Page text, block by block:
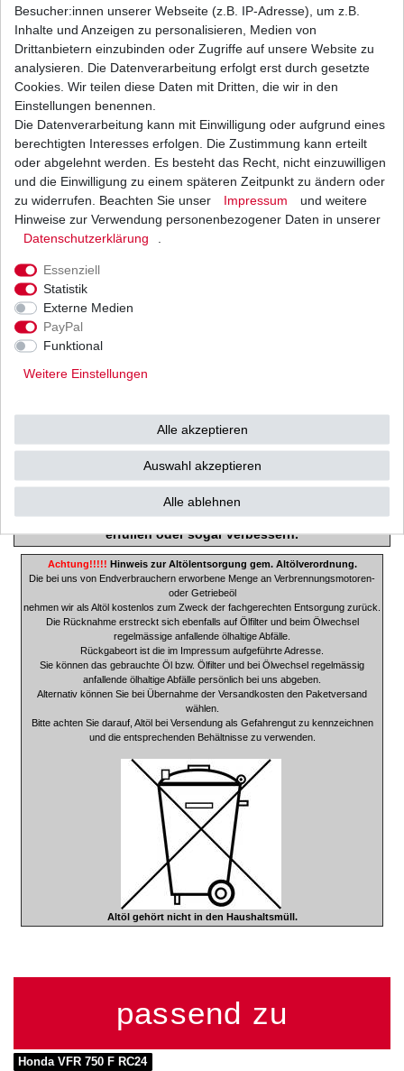
in höchster Qualität - TÜV
geprüft
Musterbild
HONDA
VFR750 F
Hiflofiltro lässt als einziger (!!!) Filterhersteller seine Produkte beim
erfolgreiche Prüfung und Genehmigung durch den TÜV erfolgt nur (!!!),
wenn der Hiflofilter die Werte des Originalfilters erreicht oder sogar wie
bei einigen Ausführungen übertrifft.
So stellt der Technische Überwachungs- Verein (TÜV)
sicher, dass die Filter die Qualität der Erstausrüstung
erfüllen oder sogar verbessern.
Achtung!!!!! Hinweis zur Altölentsorgung gem. Altölverordnung.
Die bei uns von Endverbrauchern erworbene Menge an Verbrennungsmotoren-
oder Getriebeöl
nehmen wir als Altöl kostenlos zum Zweck der fachgerechten Entsorgung zurück.
Die Rücknahme erstreckt sich ebenfalls auf Ölfilter und beim Ölwechsel
regelmässige anfallende ölhaltige Abfälle.
Rückgabeort ist die im Impressum aufgeführte Adresse.
Sie können das gebrauchte Öl bzw. Ölfilter und bei Ölwechsel regelmässig
anfallende ölhaltige Abfälle persönlich bei uns abgeben.
Alternativ können Sie bei Übernahme der Versandkosten den Paketversand
wählen.
Bitte achten Sie darauf, Altöl bei Versendung als Gefahrengut zu kennzeichnen
und die entsprechenden Behältnisse zu verwenden.
Altöl gehört nicht in den Haushaltsmüll.
passend zu
Honda VFR 750 F RC24
Besucher:innen unserer Webseite (z.B. IP-Adresse), um z.B.
Inhalte und Anzeigen zu personalisieren, Medien von
Drittanbietern einzubinden oder Zugriffe auf unsere Website zu
analysieren. Die Datenverarbeitung erfolgt erst durch gesetzte
Cookies. Wir teilen diese Daten mit Dritten, die wir in den
Einstellungen benennen.
Die Datenverarbeitung kann mit Einwilligung oder aufgrund eines
berechtigten Interesses erfolgen. Die Zustimmung kann erteilt
oder abgelehnt werden. Es besteht das Recht, nicht einzuwilligen
und die Einwilligung zu einem späteren Zeitpunkt zu ändern oder
zu widerrufen. Beachten Sie unser
Impressum
und weitere
Hinweise zur Verwendung personenbezogener Daten in unserer
Daten­schutz­erklärung
Essenziell
Statistik
Externe Medien
PayPal
Funktional
Weitere Einstellungen
Alle akzeptieren
Auswahl akzeptieren
Alle ablehnen